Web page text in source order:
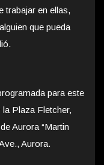
trabajar en ellas,
que pueda
para este
Plaza Fletcher,
Aurora “Martin
Aurora.